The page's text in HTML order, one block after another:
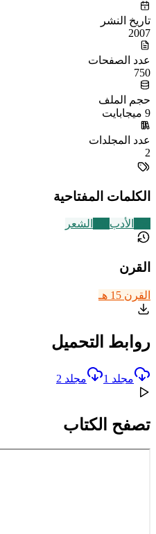
تاريخ النشر
2007
عدد الصفحات
750
حجم الملف
9 ميجابايت
عدد المجلدات
2
الكلمات المفتاحية
الأدب الشعر
القرن
القرن 15 هـ
روابط التحميل
مجلد 1 مجلد 2
تصفح الكتاب